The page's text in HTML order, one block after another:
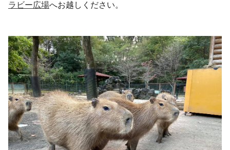
ラビー広場へお越しください。